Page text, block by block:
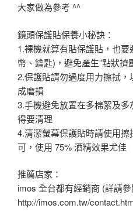
大家做為參考 ^^
鏡頭保護貼保養小秘訣：
1.裸機就算有貼保護貼，也
幣、鑰匙)，避免產生”點狀擠
2.保護貼請勿過度用力擦拭
成磨損
3.手機避免放置在多棉絮及
得要清理
4.清潔螢幕保護貼時請使用
可，使用 75% 酒精效果尤佳
推薦店家：
imos 全台都有經銷商 (詳請參
http://imos.com.tw/